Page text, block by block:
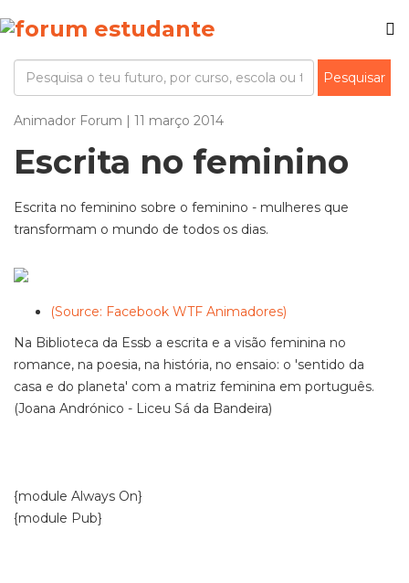
Animador Forum | 11 março 2014
Escrita no feminino
Escrita no feminino sobre o feminino - mulheres que
transformam o mundo de todos os dias.
(Source: Facebook WTF Animadores)
Na Biblioteca da Essb a escrita e a visão feminina no
romance, na poesia, na história, no ensaio: o 'sentido da
casa e do planeta' com a matriz feminina em português.
(Joana Andrónico - Liceu Sá da Bandeira)
{module Always On}
{module Pub}